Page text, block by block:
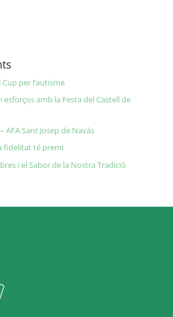
per l’autisme
esforços amb la Festa del Castell de
AFA Sant Josep de Navàs
fidelitat té premi
i el Sabor de la Nostra Tradició